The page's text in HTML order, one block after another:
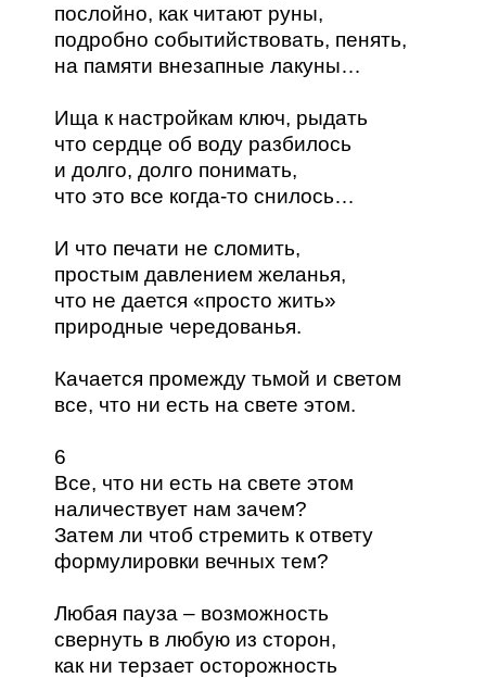
послойно, как читают руны,
подробно событийствовать, пенять,
на памяти внезапные лакуны…
Ища к настройкам ключ, рыдать
что сердце об воду разбилось
и долго, долго понимать,
что это все когда-то снилось…
И что печати не сломить,
простым давлением желанья,
что не дается «просто жить»
природные чередованья.
Качается промежду тьмой и светом
все, что ни есть на свете этом.
6
Все, что ни есть на свете этом
наличествует нам зачем?
Затем ли чтоб стремить к ответу
формулировки вечных тем?
Любая пауза – возможность
свернуть в любую из сторон,
как ни терзает осторожность